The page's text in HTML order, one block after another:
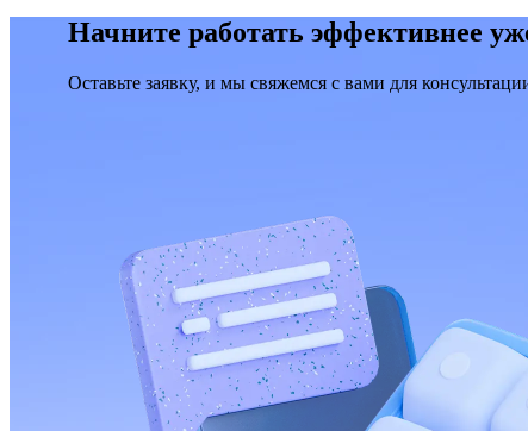
Начните работать эффективнее
Оставьте заявку, и мы свяжемся с вами для